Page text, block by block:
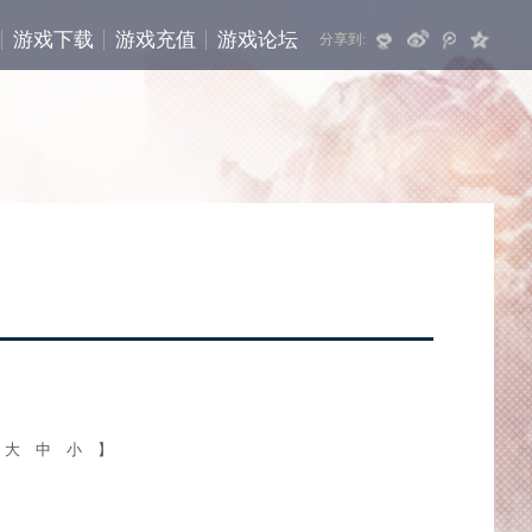
分享到:
游戏下载 游戏充值 游戏论坛
大 中 小】